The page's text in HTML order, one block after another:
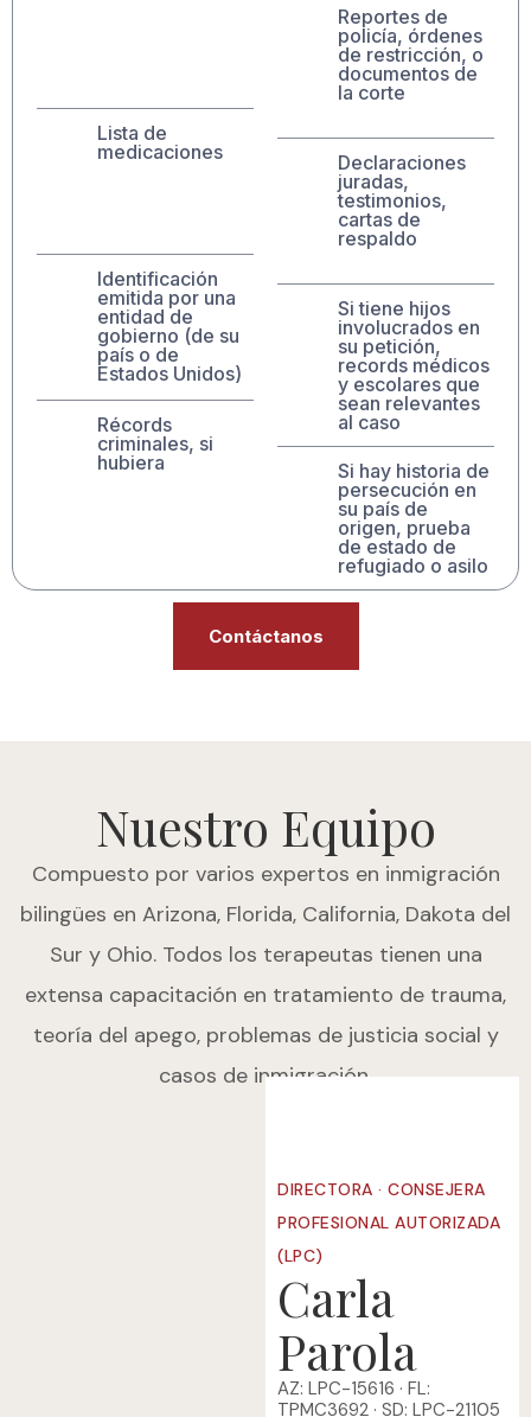
Lista de
medicaciones
Identificación
emitida por una
entidad de
gobierno (de su
país o de
Estados Unidos)
Récords
criminales, si
hubiera
Reportes de
policía, órdenes
de restricción, o
documentos de
la corte
Declaraciones
juradas,
testimonios,
cartas de
respaldo
Si tiene hijos
involucrados en
su petición,
records médicos
y escolares que
sean relevantes
al caso
Si hay historia de
persecución en
su país de
origen, prueba
de estado de
refugiado o asilo
Contáctanos
Nuestro Equipo
Compuesto por varios expertos en inmigración
bilingües en Arizona, Florida, California, Dakota del
Sur y Ohio. Todos los terapeutas tienen una
extensa capacitación en tratamiento de trauma,
teoría del apego, problemas de justicia social y
casos de inmigración.
DIRECTORA · CONSEJERA
PROFESIONAL AUTORIZADA
(LPC)
Carla
Parola
AZ: LPC-15616 · FL:
TPMC3692 · SD: LPC-21105